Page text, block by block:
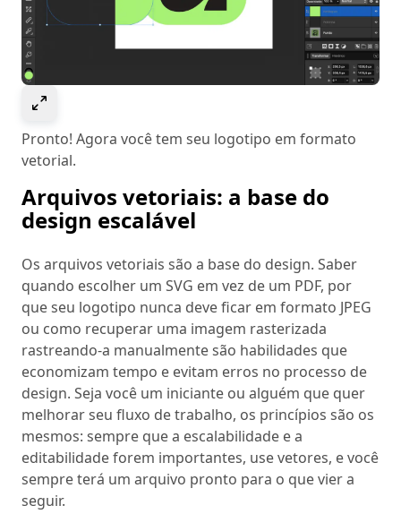
Pronto! Agora você tem seu logotipo em formato
vetorial.
Arquivos vetoriais: a base do
design escalável
Os arquivos vetoriais são a base do design. Saber
quando escolher um SVG em vez de um PDF, por
que seu logotipo nunca deve ficar em formato JPEG
ou como recuperar uma imagem rasterizada
rastreando-a manualmente são habilidades que
economizam tempo e evitam erros no processo de
design. Seja você um iniciante ou alguém que quer
melhorar seu fluxo de trabalho, os princípios são os
mesmos: sempre que a escalabilidade e a
editabilidade forem importantes, use vetores, e você
sempre terá um arquivo pronto para o que vier a
seguir.